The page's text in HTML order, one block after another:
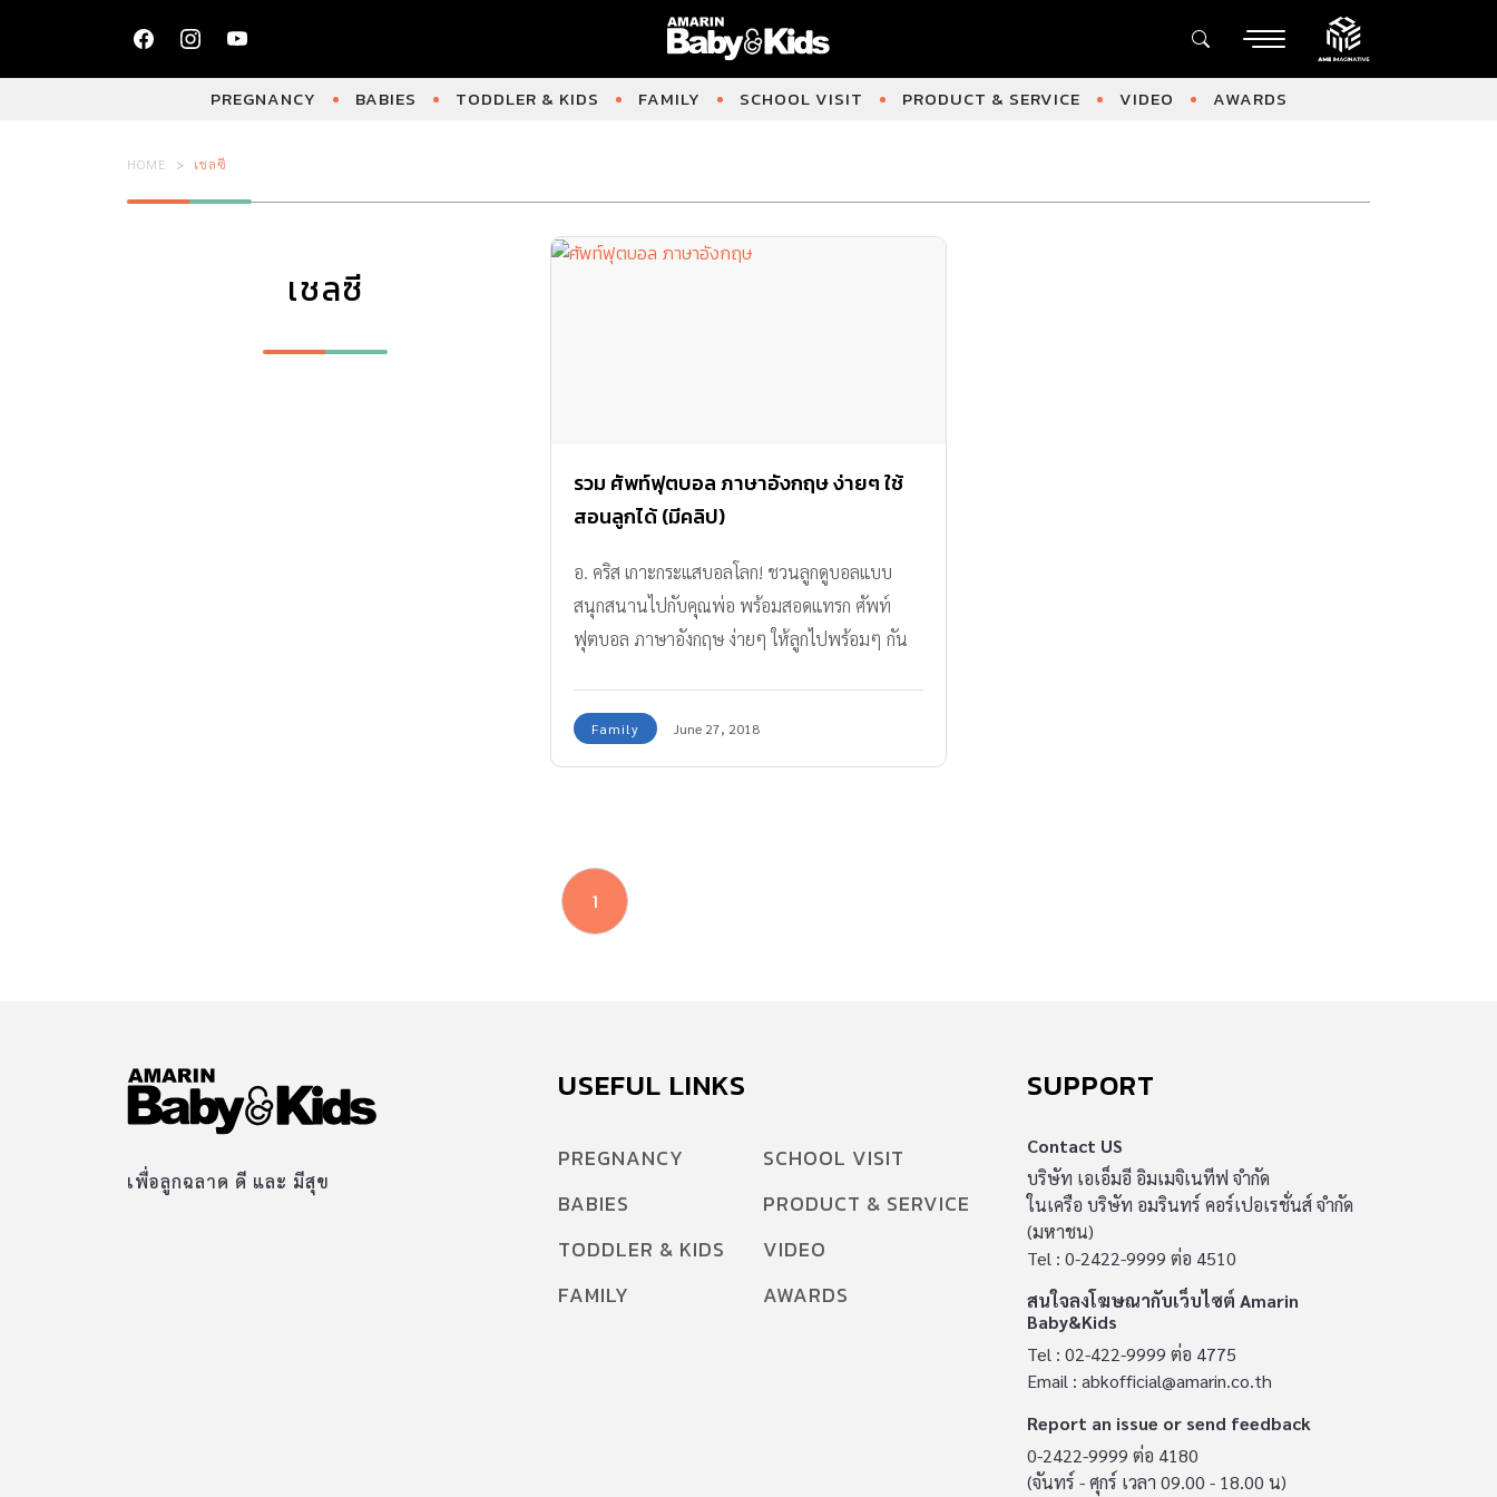
PREGNANCY BABIES TODDLER & KIDS FAMILY SCHOOL VISIT PRODUCT & SERVICE VIDEO AWARDS
HOME เชลซี
เชลซี
รวม ศัพท์ฟุตบอล ภาษาอังกฤษ ง่ายๆ ใช้
สอนลูกได้ (มีคลิป)
อ. คริส เกาะกระแสบอลโลก! ชวนลูกดูบอลแบบ
สนุกสนานไปกับคุณพ่อ พร้อมสอดแทรก ศัพท์
ฟุตบอล ภาษาอังกฤษ ง่ายๆ ให้ลูกไปพร้อมๆ กัน
Family June 27, 2018
1
เพื่อลูกฉลาด ดี และ มีสุข
USEFUL LINKS
PREGNANCY
BABIES
TODDLER & KIDS
FAMILY
SCHOOL VISIT
PRODUCT & SERVICE
VIDEO
AWARDS
SUPPORT
Contact US
บริษัท เอเอ็มอี อิมเมจิเนทีฟ จำกัด
ในเครือ บริษัท อมรินทร์ คอร์เปอเรชั่นส์ จำกัด
(มหาชน)
Tel : 0-2422-9999 ต่อ 4510
สนใจลงโฆษณากับเว็บไซต์ Amarin
Baby&Kids
Tel : 02-422-9999 ต่อ 4775
Email : abkofficial@amarin.co.th
Report an issue or send feedback
0-2422-9999 ต่อ 4180
(จันทร์ - ศุกร์ เวลา 09.00 - 18.00 น)